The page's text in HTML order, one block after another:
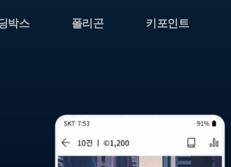
박스 폴리곤 키포인트